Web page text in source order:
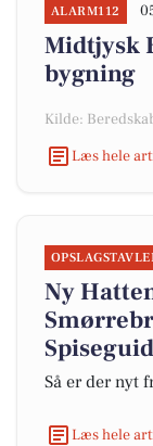
ALARM112
Midtjysk
bygning
Kilde:
Læs hele
Ny
Så er der nyt
Læs hele